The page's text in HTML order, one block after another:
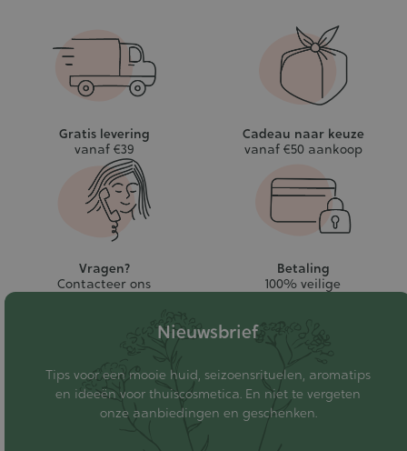
Gratis levering
vanaf €39
Cadeau naar keuze
vanaf €50 aankoop
Vragen?
Contacteer ons
Betaling
100% veilige
Nieuwsbrief
Tips voor een mooie huid, seizoensrituelen, aromatips
en ideeën voor thuiscosmetica. En niet te vergeten
onze aanbiedingen en geschenken.